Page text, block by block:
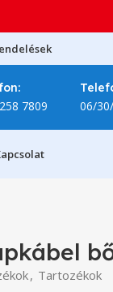
7809 06/
, Tartozékok